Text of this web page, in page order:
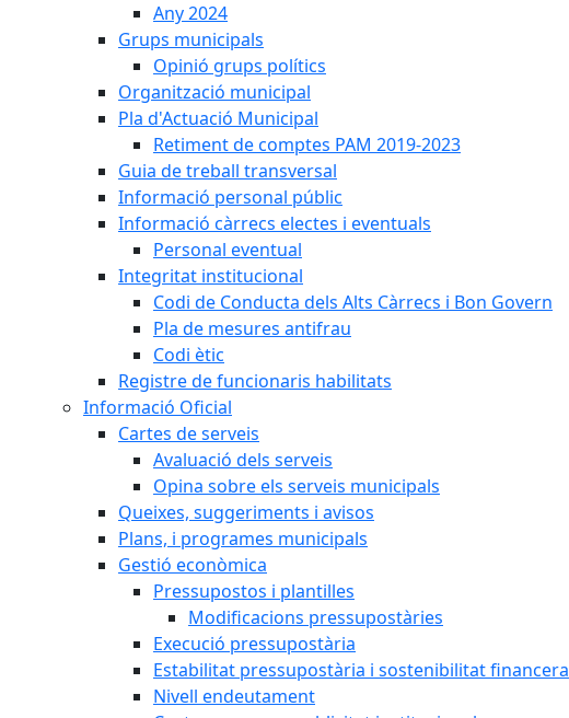
Any 2024
Grups municipals
Opinió grups polítics
Organització municipal
Pla d'Actuació Municipal
Retiment de comptes PAM 2019-2023
Guia de treball transversal
Informació personal públic
Informació càrrecs electes i eventuals
Personal eventual
Integritat institucional
Codi de Conducta dels Alts Càrrecs i Bon Govern
Pla de mesures antifrau
Codi ètic
Registre de funcionaris habilitats
Informació Oficial
Cartes de serveis
Avaluació dels serveis
Opina sobre els serveis municipals
Queixes, suggeriments i avisos
Plans, i programes municipals
Gestió econòmica
Pressupostos i plantilles
Modificacions pressupostàries
Execució pressupostària
Estabilitat pressupostària i sostenibilitat financera
Nivell endeutament